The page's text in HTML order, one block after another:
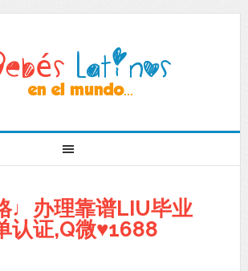
♩办理靠谱LIU毕业
认证,Q微♥1688